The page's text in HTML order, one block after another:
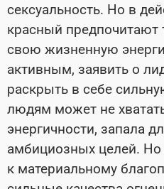
сексуальность. Но в
красный предпочитают
свою жизненную
активным, заявить о
раскрыть в себе
людям может не
энергичности, запала
амбициозных целей. Но
к материальному